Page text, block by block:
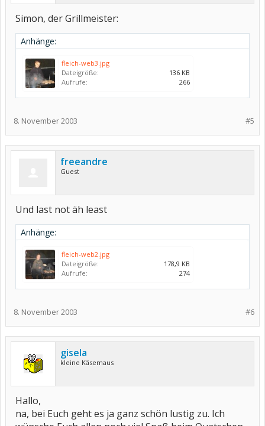
Simon, der Grillmeister:
Anhänge:
fleich-web3.jpg
Dateigröße:
136 KB
Aufrufe:
266
#5
8. November 2003
freeandre
Guest
Und last not äh least
Anhänge:
fleich-web2.jpg
Dateigröße:
178,9 KB
Aufrufe:
274
#6
8. November 2003
gisela
kleine Käsemaus
Hallo,
na, bei Euch geht es ja ganz schön lustig zu. Ich